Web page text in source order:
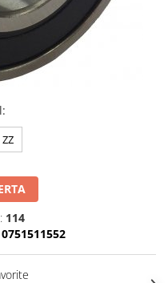
:
ZZ
114
0751511552